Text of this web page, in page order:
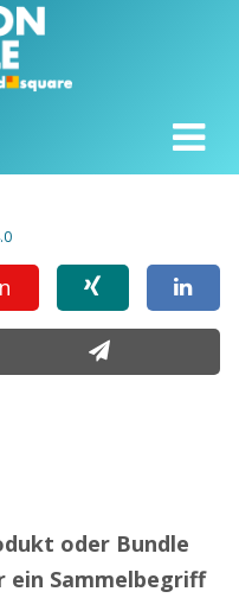
oder Bundle
ein Sammelbegriff